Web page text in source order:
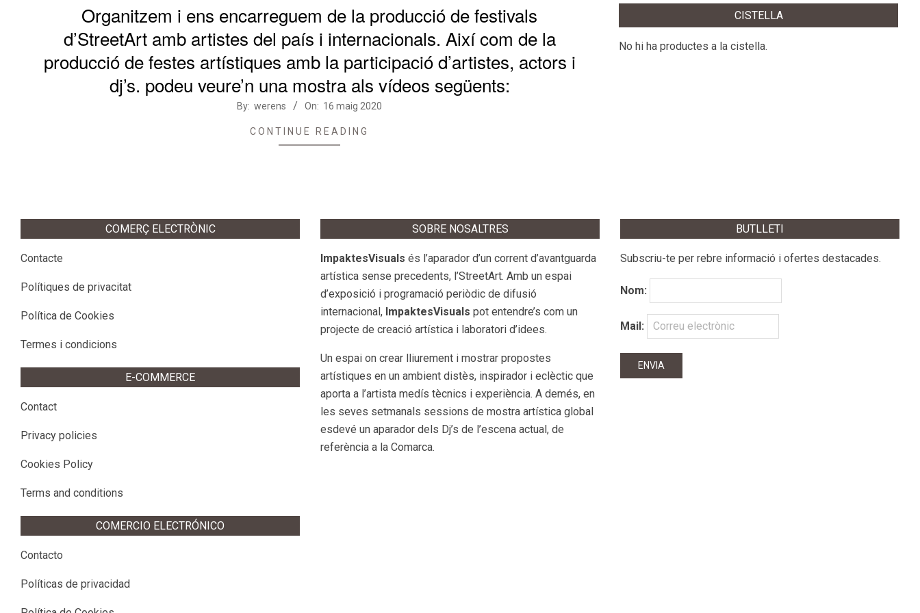
Organitzem i ens encarreguem de la producció de festivals
d’StreetArt amb artistes del país i internacionals. Així com de la
producció de festes artístiques amb la participació d’artistes, actors i
dj’s. podeu veure’n una mostra als vídeos següents:
By: werens On: 16 maig 2020
CONTINUE READING
CISTELLA
No hi ha productes a la cistella.
COMERÇ ELECTRÒNIC
Contacte
Polítiques de privacitat
Política de Cookies
Termes i condicions
E-COMMERCE
Contact
Privacy policies
Cookies Policy
Terms and conditions
COMERCIO ELECTRÓNICO
Contacto
Políticas de privacidad
SOBRE NOSALTRES
ImpaktesVisuals és l’aparador d’un corrent d’avantguarda
artística sense precedents, l’StreetArt. Amb un espai
d’exposició i programació periòdic de difusió
internacional, ImpaktesVisuals pot entendre’s com un
projecte de creació artística i laboratori d’idees.
Un espai on crear lliurement i mostrar propostes
artístiques en un ambient distès, inspirador i eclèctic que
aporta a l’artista medís tècnics i experiència. A demés, en
les seves setmanals sessions de mostra artística global
esdevé un aparador dels Dj’s de l’escena actual, de
referència a la Comarca.
BUTLLETI
Subscriu-te per rebre informació i ofertes destacades.
Nom:
Mail: